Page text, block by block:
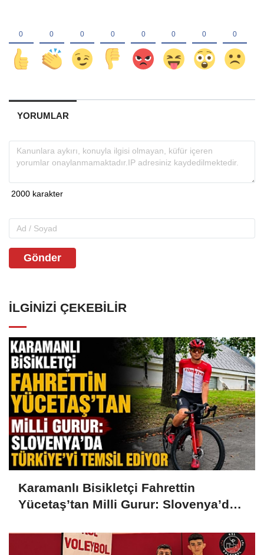
YORUMLAR
Gönder
İLGINIZI ÇEKEBILIR
Karamanlı Bisikletçi Fahrettin
Yücetaş’tan Milli Gurur: Slovenya’da